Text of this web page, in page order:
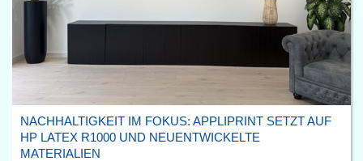
NACHHALTIGKEIT IM FOKUS: APPLIPRINT SETZT AUF
HP LATEX R1000 UND NEUENTWICKELTE
MATERIALIEN